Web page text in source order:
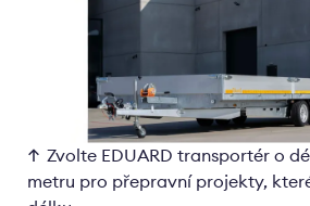
Zvolte EDUARD transportér o
metru pro přepravní projekty,